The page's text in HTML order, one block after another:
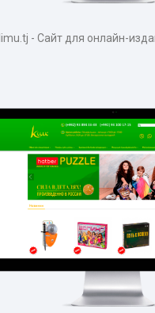
limu.tj - Сайт для онлайн-